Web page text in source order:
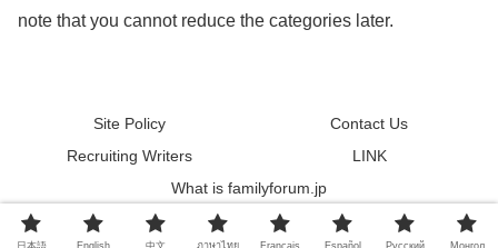
note that you cannot reduce the categories later.
Site Policy
Contact Us
Recruiting Writers
LINK
What is familyforum.jp
© 2011 familyforum.
日本語 English 中文 ภาษาไทย Français Español Pусский Монгол